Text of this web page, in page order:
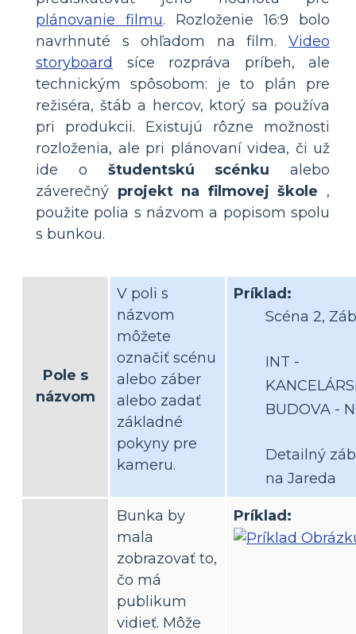
plánovanie filmu. Rozloženie 16:9 bolo
navrhnuté s ohľadom na film. Video
storyboard
síce rozpráva príbeh, ale
technickým spôsobom: je to plán pre
režiséra, štáb a hercov, ktorý sa používa
pri produkcii. Existujú rôzne možnosti
rozloženia, ale pri plánovaní videa, či už
ide o študentskú scénku alebo
záverečný projekt na filmovej škole ,
použite polia s názvom a popisom spolu
s bunkou.
Pole s
názvom
V poli s
názvom
môžete
označiť scénu
alebo záber
alebo zadať
základné
pokyny pre
kameru.
Príklad:
Scéna 2,
INT -
BUDOVA -
Detailný
na Jareda
Bunka by
mala
zobrazovať to,
čo má
publikum
vidieť. Môže
Príklad: